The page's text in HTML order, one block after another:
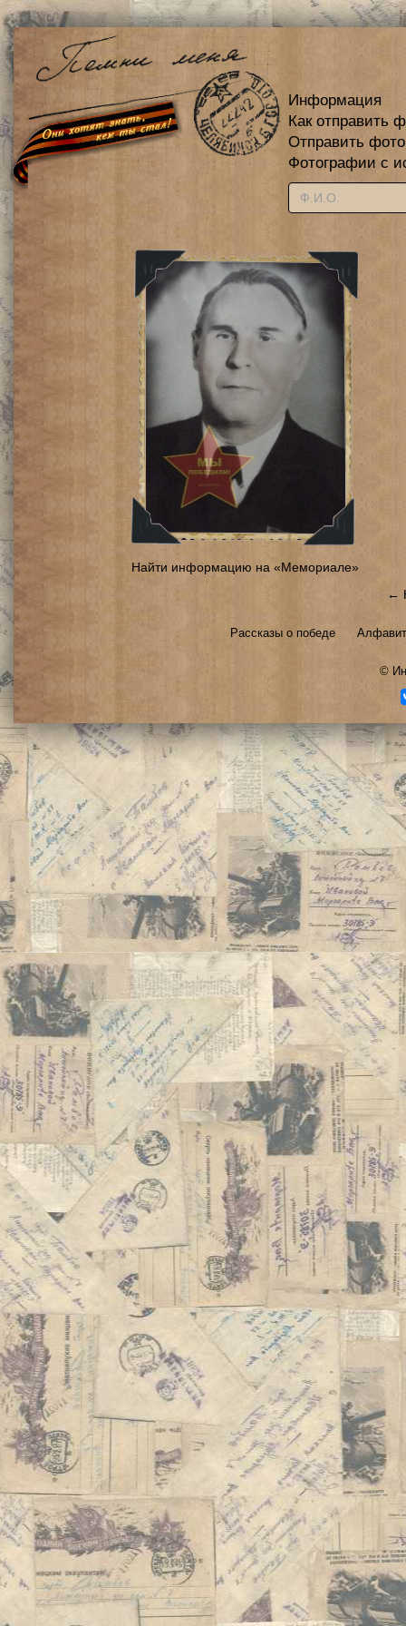
Информация
Как отправить
Отправить
Фотографии с
Найти информацию на «Мемориале»
←
Рассказы о победе
©